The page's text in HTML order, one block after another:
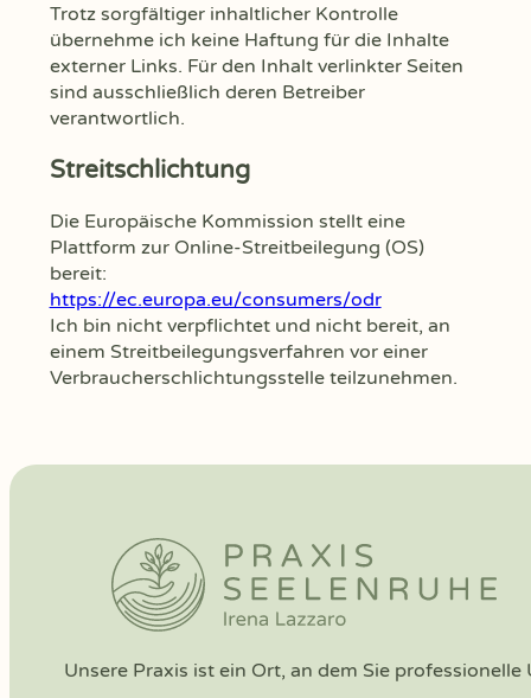
Trotz sorgfältiger inhaltlicher Kontrolle
übernehme ich keine Haftung für die Inhalte
externer Links. Für den Inhalt verlinkter Seiten
sind ausschließlich deren Betreiber
verantwortlich.
Streitschlichtung
Die Europäische Kommission stellt eine
Plattform zur Online-Streitbeilegung (OS)
bereit:
https://ec.europa.eu/consumers/odr
Ich bin nicht verpflichtet und nicht bereit, an
einem Streitbeilegungsverfahren vor einer
Verbraucherschlichtungsstelle teilzunehmen.
Unsere Praxis ist ein Ort, an dem Sie